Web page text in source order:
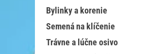
Bylinky a korenie
Semená na klíčenie
Trávne a lúčne osivo